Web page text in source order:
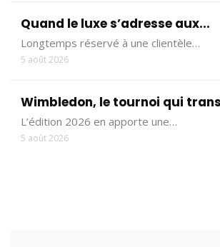
Quand le luxe s’adresse aux...
Longtemps réservé à une clientèle…
5 août 2026
Wimbledon, le tournoi qui
L’édition 2026 en apporte une…
5 août 2026